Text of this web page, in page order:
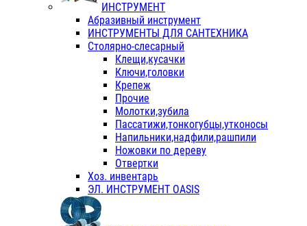
ИНСТРУМЕНТ
Абразивный инструмент
ИНСТРУМЕНТЫ ДЛЯ САНТЕХНИКА
Столярно-слесарный
Клещи,кусачки
Ключи,головки
Крепеж
Прочие
Молотки,зубила
Пассатижи,тонкогубцы,утконосы
Напильники,надфили,рашпили
Ножовки по дереву
Отвертки
Хоз. инвентарь
ЭЛ. ИНСТРУМЕНТ OASIS